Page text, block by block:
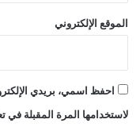
الموقع الإلكتروني
احفظ اسمي، بريدي
لاستخدامها المرة المقبلة في